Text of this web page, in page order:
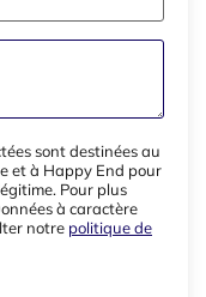
sont destinées au
et à Happy End pour
Pour plus
à caractère
notre politique de